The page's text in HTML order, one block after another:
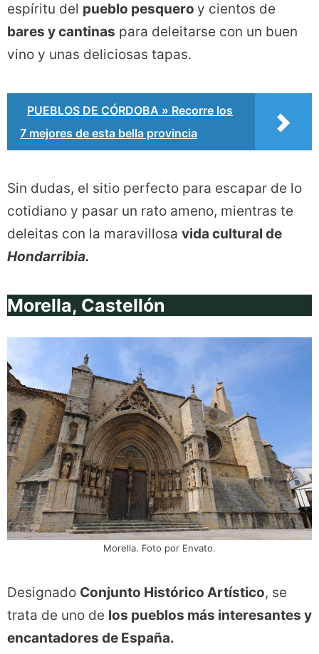
espíritu del pueblo pesquero y cientos de
bares y cantinas para deleitarse con un buen
vino y unas deliciosas tapas.
PUEBLOS DE CÓRDOBA » Recorre los
7 mejores de esta bella provincia
Sin dudas, el sitio perfecto para escapar de lo
cotidiano y pasar un rato ameno, mientras te
deleitas con la maravillosa vida cultural de
Hondarribia.
Morella, Castellón
Morella. Foto por Envato.
Designado Conjunto Histórico Artístico, se
trata de uno de los pueblos más interesantes y
encantadores de España.